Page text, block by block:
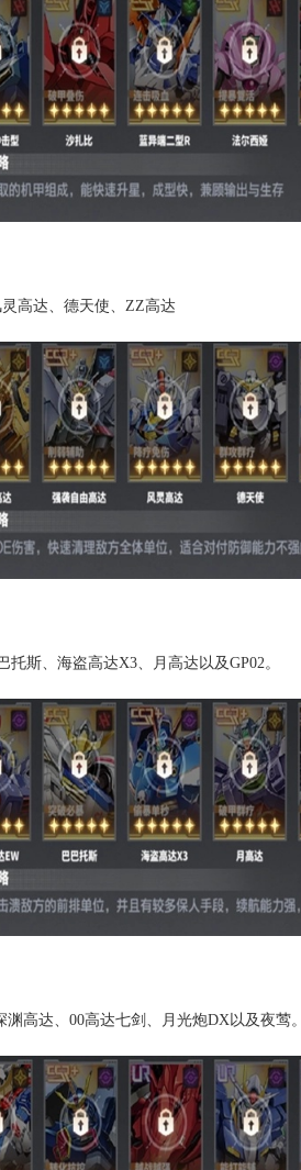
高达、德天使、ZZ高达
斯、海盗高达X3、月高达以及GP02。
高达、00高达七剑、月光炮DX以及夜莺。